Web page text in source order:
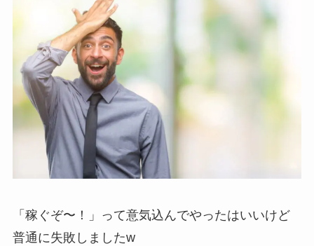
「稼ぐぞ〜！」って意気込んでやったはいいけど
普通に失敗しましたw